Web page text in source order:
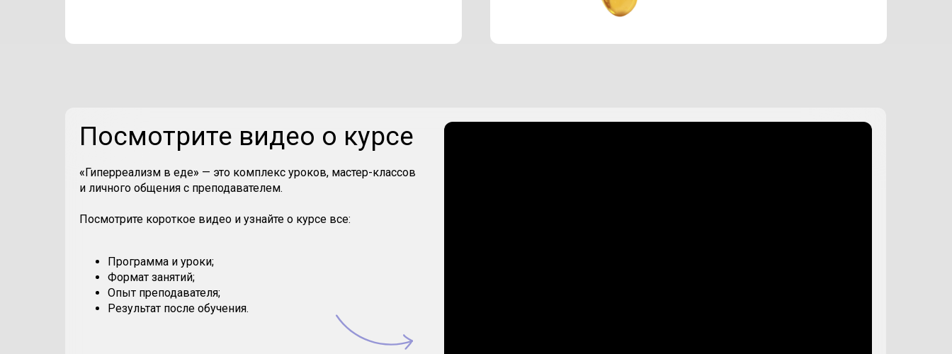
Посмотрите видео о курсе
«Гиперреализм в еде» — это комплекс уроков, мастер-классов
и личного общения с преподавателем.
Посмотрите короткое видео и узнайте о курсе все:
Программа и уроки;
Формат занятий;
Опыт преподавателя;
Результат после обучения.